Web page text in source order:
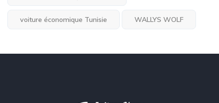
voiture économique Tunisie WALLYS WOLF